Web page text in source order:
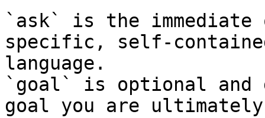
`ask` is the
specific, self-
language.
`goal` is optional and
goal you are